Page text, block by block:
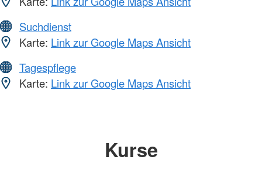
Suchdienst
Karte: Link zur Google Maps Ansicht
Tagespflege
Karte: Link zur Google Maps Ansicht
Kurse